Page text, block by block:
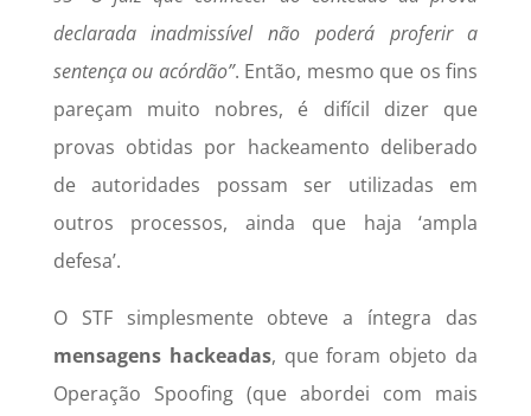
declarada inadmissível não poderá proferir a
sentença ou acórdão”. Então, mesmo que os fins
pareçam muito nobres, é difícil dizer que
provas obtidas por hackeamento deliberado
de autoridades possam ser utilizadas em
outros processos, ainda que haja ‘ampla
defesa’.
O STF simplesmente obteve a íntegra das
mensagens hackeadas, que foram objeto da
Operação Spoofing (que abordei com mais